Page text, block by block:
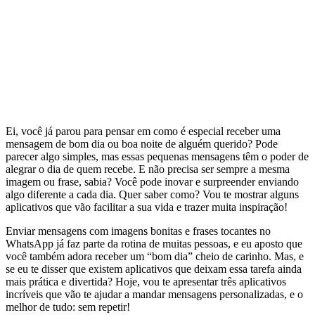
Ei, você já parou para pensar em como é especial receber uma
mensagem de bom dia ou boa noite de alguém querido? Pode
parecer algo simples, mas essas pequenas mensagens têm o poder de
alegrar o dia de quem recebe. E não precisa ser sempre a mesma
imagem ou frase, sabia? Você pode inovar e surpreender enviando
algo diferente a cada dia. Quer saber como? Vou te mostrar alguns
aplicativos que vão facilitar a sua vida e trazer muita inspiração!
Enviar mensagens com imagens bonitas e frases tocantes no
WhatsApp já faz parte da rotina de muitas pessoas, e eu aposto que
você também adora receber um “bom dia” cheio de carinho. Mas, e
se eu te disser que existem aplicativos que deixam essa tarefa ainda
mais prática e divertida? Hoje, vou te apresentar três aplicativos
incríveis que vão te ajudar a mandar mensagens personalizadas, e o
melhor de tudo: sem repetir!